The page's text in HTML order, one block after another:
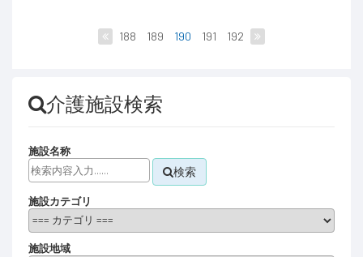
188 189 190 191 192
介護施設検索
施設名称
検索
施設カテゴリ
施設地域